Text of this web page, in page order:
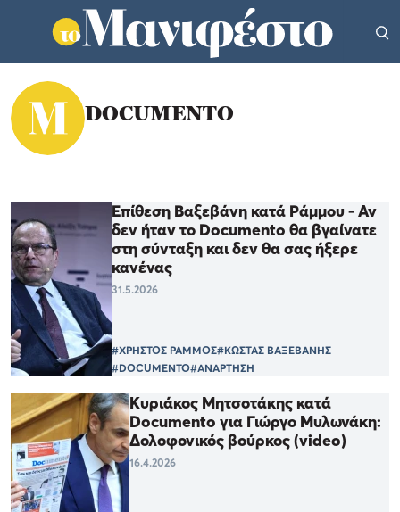
DOCUMENTO
Επίθεση Βαξεβάνη κατά Ράμμου - Αν
δεν ήταν το Documento θα βγαίνατε
στη σύνταξη και δεν θα σας ήξερε
κανένας
31.5.2026
#ΧΡΗΣΤΟΣ ΡΑΜΜΟΣ#ΚΩΣΤΑΣ ΒΑΞΕΒΑΝΗΣ
#DOCUMENTO#ΑΝΑΡΤΗΣΗ
Κυριάκος Μητσοτάκης κατά
Documento για Γιώργο Μυλωνάκη:
Δολοφονικός βούρκος (video)
16.4.2026